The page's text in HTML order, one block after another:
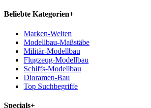
Beliebte Kategorien+
Marken-Welten
Modellbau-Maßstäbe
Militär-Modellbau
Flugzeug-Modellbau
Schiffs-Modellbau
Dioramen-Bau
Top Suchbegriffe
Specials+